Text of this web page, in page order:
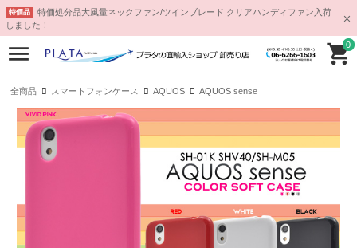
特価品
特価処分品大風量ネックファン/ツインブレード クリアハンディファン入荷
しました！
0
全商品 スマートフォンケース AQUOS AQUOS sense